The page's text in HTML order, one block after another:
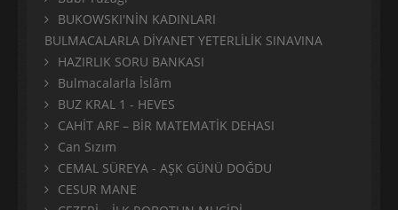
BUKOWSKI'NİN KADINLARI
BULMACALARLA DİYANET YETERLİLİK SINAVINA
HAZIRLIK SORU BANKASI
Bulmacalarla İslâm
BUZ KRAL 1 - HEVES
CAHİT ARF – BİR MATEMATİK DEHASI
Can Sızım
CEMAL SÜREYA - AŞK GÜNÜ DOĞDU
CESUR MANE